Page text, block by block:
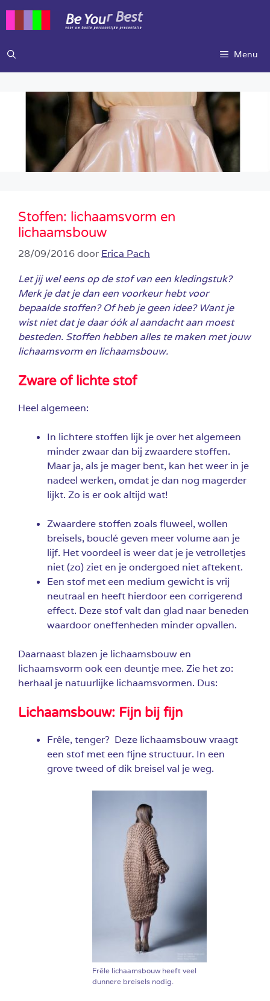
inhoud
Menu
Stoffen: lichaamsvorm en
lichaamsbouw
28/09/2016door Erica Pach
Let jij wel eens op de stof van een kledingstuk?
Merk je dat je dan een voorkeur hebt voor
bepaalde stoffen? Of heb je geen idee? Want je
wist niet dat je daar óók al aandacht aan moest
besteden. Stoffen hebben alles te maken met jouw
lichaamsvorm en lichaamsbouw.
Zware of lichte stof
Heel algemeen:
In lichtere stoffen lijk je over het algemeen
minder zwaar dan bij zwaardere stoffen.
Maar ja, als je mager bent, kan het weer in je
nadeel werken, omdat je dan nog magerder
lijkt. Zo is er ook altijd wat!
Zwaardere stoffen zoals fluweel, wollen
breisels, bouclé geven meer volume aan je
lijf. Het voordeel is weer dat je je vetrolletjes
niet (zo) ziet en je ondergoed niet aftekent.
Een stof met een medium gewicht is vrij
neutraal en heeft hierdoor een corrigerend
effect. Deze stof valt dan glad naar beneden
waardoor oneffenheden minder opvallen.
Daarnaast blazen je lichaamsbouw en
lichaamsvorm ook een deuntje mee. Zie het zo:
herhaal je natuurlijke lichaamsvormen. Dus:
Lichaamsbouw: Fijn bij fijn
Frêle, tenger? Deze lichaamsbouw vraagt
een stof met een fijne structuur. In een
grove tweed of dik breisel val je weg.
Frêle lichaamsbouw heeft veel
dunnere breisels nodig.